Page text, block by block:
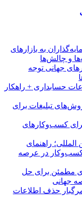
به بازارهای
و چالش‌ها
جهانی توجه
حسابداری + راهکار
تبلیغات برای
کسب‌وکارهای
المللی؛ راهنمای
کسب‌وکار در عرصه
مطمئن برای حل
جهانی
مرگبار حذف اطلاعات